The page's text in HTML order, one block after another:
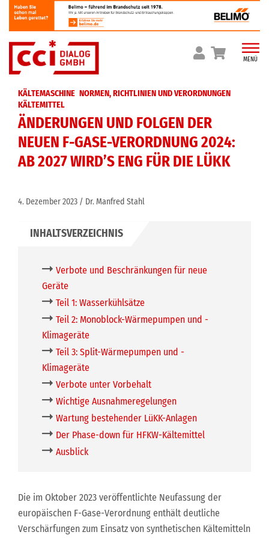
Skip
to
content
MENÜ
KÄLTEMASCHINE NORMEN, RICHTLINIEN UND VERORDNUNGEN
KÄLTEMITTEL
ÄNDERUNGEN UND FOLGEN DER
NEUEN F-GASE-VERORDNUNG 2024:
AB 2027 WIRD’S ENG FÜR DIE LÜKK
4. Dezember 2023 Dr. Manfred Stahl
Verbote und Beschränkungen für neue
Geräte
Teil 1: Wasserkühlsätze
Teil 2: Monoblock-Wärmepumpen und -
Klimageräte
Teil 3: Split-Wärmepumpen und -
Klimageräte
Verbote unter Vorbehalt
Wichtige Ausnahmeregelungen
Wartung bestehender LüKK-Anlagen
Der Phase-down für HFKW-Kältemittel
Ausblick
Die im Oktober 2023 veröffentlichte Neufassung der
europäischen F-Gase-Verordnung enthält deutliche
Verschärfungen zum Einsatz von synthetischen Kältemitteln